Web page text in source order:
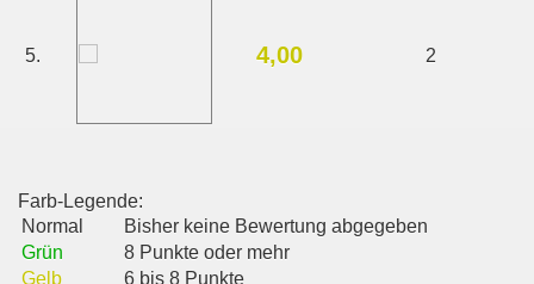
5. 4,00 2
Farb-Legende:
Normal
Bisher keine Bewertung abgegeben
Grün
8 Punkte oder mehr
Gelb
6 bis 8 Punkte